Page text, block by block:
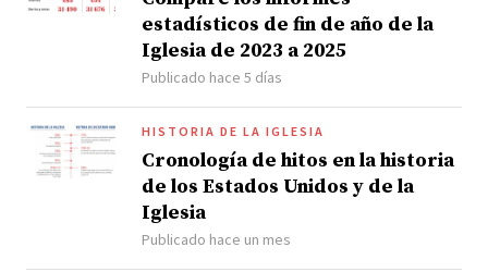
estadísticos de fin de año de la
Iglesia de 2023 a 2025
Publicado hace 5 días
HISTORIA DE LA IGLESIA
Cronología de hitos en la historia
de los Estados Unidos y de la
Iglesia
Publicado hace un mes